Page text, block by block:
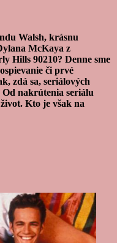
Walsh, krásnu
McKaya z
Hills 90210? Denne sme
či prvé
zdá sa, seriálových
nakrútenia seriálu
Kto je však na